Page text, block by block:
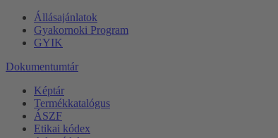
Állásajánlatok
Gyakornoki Program
GYIK
Dokumentumtár
Képtár
Termékkatalógus
ÁSZF
Etikai kódex